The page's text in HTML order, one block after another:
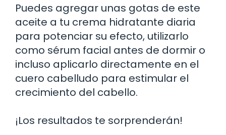
Puedes agregar unas gotas de este
aceite a tu crema hidratante diaria
para potenciar su efecto, utilizarlo
como sérum facial antes de dormir o
incluso aplicarlo directamente en el
cuero cabelludo para estimular el
crecimiento del cabello.
¡Los resultados te sorprenderán!